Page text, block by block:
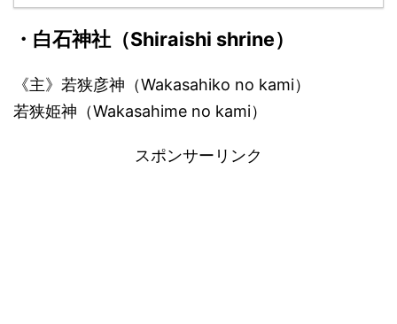
・ 白石神社 （Shiraishi shrine）
《主》若狭彦神（Wakasahiko no kami）
若狭姫神（Wakasahime no kami）
スポンサーリンク